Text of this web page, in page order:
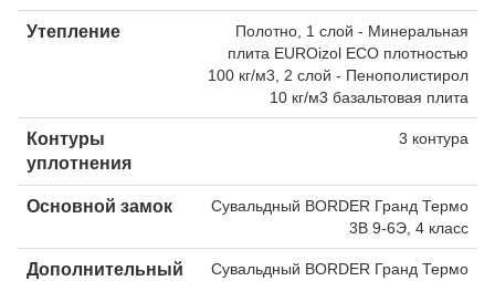
Утепление
Полотно, 1 слой - Минеральная
плита EUROizol ECO плотностью
100 кг/м3, 2 слой - Пенополистирол
10 кг/м3 базальтовая плита
Контуры
уплотнения
3 контура
Основной замок
Сувальдный BORDER Гранд Термо
3В 9-6Э, 4 класс
Дополнительный
Сувальдный BORDER Гранд Термо